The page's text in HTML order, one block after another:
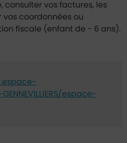
consulter vos factures, les
vos coordonnées ou
fiscale (enfant de - 6 ans).
espace-